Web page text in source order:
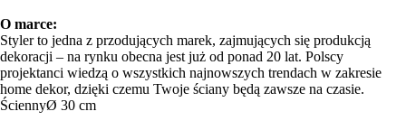
O marce:
Styler to jedna z przodujących marek, zajmujących się produkcją
dekoracji – na rynku obecna jest już od ponad 20 lat. Polscy
projektanci wiedzą o wszystkich najnowszych trendach w zakresie
home dekor, dzięki czemu Twoje ściany będą zawsze na czasie.
ŚciennyØ 30 cm